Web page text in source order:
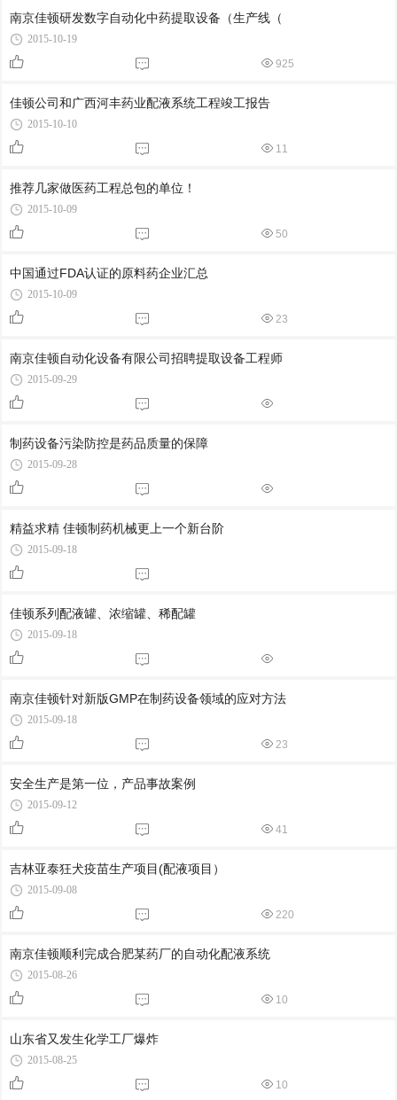
南京佳顿研发数字自动化中药提取设备（生产线（
2015-10-19
925
佳顿公司和广西河丰药业配液系统工程竣工报告
2015-10-10
11
推荐几家做医药工程总包的单位！
2015-10-09
50
中国通过FDA认证的原料药企业汇总
2015-10-09
23
南京佳顿自动化设备有限公司​招聘提取设备工程师
2015-09-29
制药设备污染防控是药品质量的保障
2015-09-28
精益求精 佳顿制药机械更上一个新台阶
2015-09-18
佳顿系列配液罐、浓缩罐、稀配罐
2015-09-18
南京佳顿针对新版GMP在制药设备领域的应对方法
2015-09-18
23
安全生产是第一位，产品事故案例
2015-09-12
41
吉林亚泰狂犬疫苗生产项目(配液项目）
2015-09-08
220
南京佳顿顺利完成合肥某药厂的自动化配液系统
2015-08-26
10
山东省又发生化学工厂爆炸
2015-08-25
10